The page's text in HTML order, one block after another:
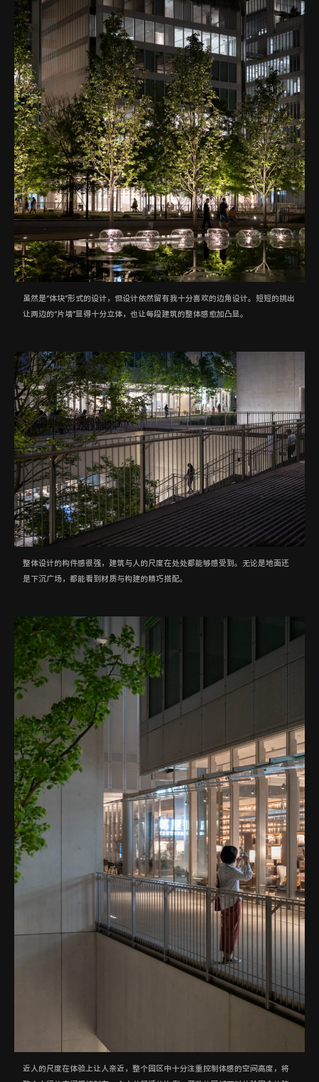
虽然是“体块”形式的设计，但设计依然留有我十分喜欢的边角设计。短短的挑出
让两边的“片墙”显得十分立体，也让每段建筑的整体感愈加凸显。
整体设计的构件感很强，建筑与人的尺度在处处都能够感受到。无论是地面还
是下沉广场，都能看到材质与构建的精巧搭配。
近人的尺度在体验上让人亲近，整个园区中十分注重控制体感的空间高度，将